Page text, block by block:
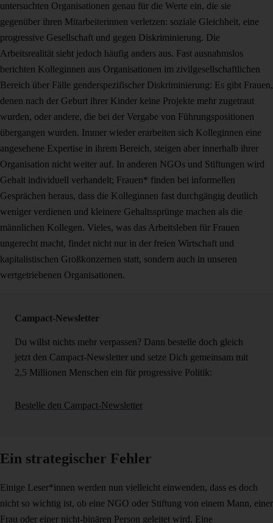
untersuchten Organisationen genau für die Werte ein, die sie
gegenüber ihren Mitarbeiterinnen verletzen: soziale Gleichheit, eine
progressive Gesellschaft und gegen Diskriminierung. Die
Arbeitsrealität sieht jedoch häufig anders aus. Fast ausnahmslos
berichten Kolleginnen aus Organisationen im zivilgesellschaftlichen
Bereich über Fälle genderspezifischer Diskriminierung: Es gibt Frauen,
denen nach der Geburt ihrer Kinder keine Projekte mehr zugetraut
wurden, oder andere, die bei der Vergabe von Führungspositionen
übergangen wurden. Immer wieder erarbeiten sich Kolleginnen eine
angesehene Expertise in ihrem Bereich, steigen aber innerhalb ihrer
Organisation nicht weiter auf. In anderen NGOs und Stiftungen wird
Gehalt individuell verhandelt; Frauen* finden bei informellen
Gesprächen heraus, dass die Kolleginnen fast durchgängig deutlich
weniger verdienen und kleinere Gehaltssprünge machen als die
männlichen Kollegen. Vieles, was das Arbeitsleben für Frauen
ungerecht macht, findet nicht nur in der freien Wirtschaft und
kapitalistischen Großkonzernen statt, sondern auch in unseren
wertgetriebenen Organisationen.
Campact-Newsletter
Du willst nichts mehr verpassen? Dann bestelle doch gleich
jetzt den Campact-Newsletter und setze Dich gemeinsam mit
2,5 Millionen Menschen ein für progressive Politik:
Bestelle den Campact-Newsletter
Ein strategischer Fehler
Einige Leser*innen werden nun vielleicht einwenden, dass es doch
nicht so wichtig ist, ob eine NGO oder Stiftung von einem Mann, einer
Frau oder einer nicht-binären Person geleitet wird. Eine